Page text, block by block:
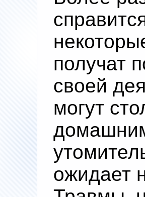
получат
своей
могут
ожидает